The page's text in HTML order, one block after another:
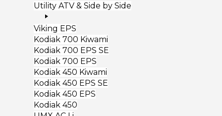
Utility ATV & Side by Side
Viking EPS
Kodiak 700 Kiwami
Kodiak 700 EPS SE
Kodiak 700 EPS
Kodiak 450 Kiwami
Kodiak 450 EPS SE
Kodiak 450 EPS
Kodiak 450